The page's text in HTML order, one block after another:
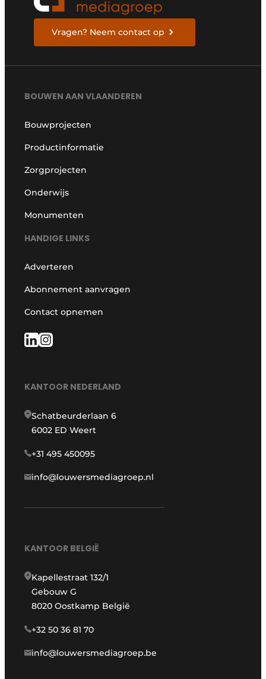
Vragen? Neem contact op
BOUWEN AAN VLAANDEREN
Bouwprojecten
Productinformatie
Zorgprojecten
Onderwijs
Monumenten
HANDIGE LINKS
Adverteren
Abonnement aanvragen
Contact opnemen
KANTOOR NEDERLAND
Schatbeurderlaan 6
6002 ED Weert
+31 495 450095
info@louwersmediagroep.nl
KANTOOR BELGIË
Kapellestraat 132/1
Gebouw G
8020 Oostkamp België
+32 50 36 81 70
info@louwersmediagroep.be